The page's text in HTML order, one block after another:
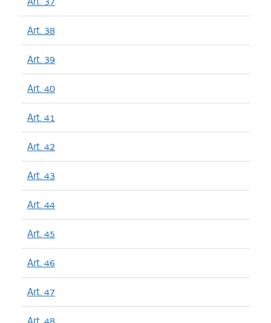
Art. 38
Art. 39
Art. 40
Art. 41
Art. 42
Art. 43
Art. 44
Art. 45
Art. 46
Art. 47